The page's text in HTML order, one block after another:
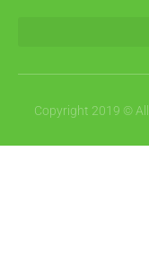
Copyright 2019 © All